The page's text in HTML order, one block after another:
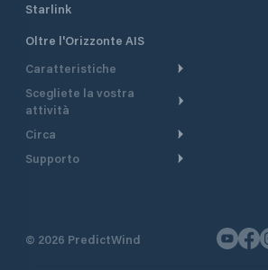
Starlink
Oltre l'Orizzonte AIS
Caratteristiche
Itinerario meteorologico
Itinerario per motoscafi
Pianifica partenza
Scegliete la vostra
attività
Crociera
Navigazione a motore
Circa
Panoramica
Supporto
Contatto
© 2026 PredictWind